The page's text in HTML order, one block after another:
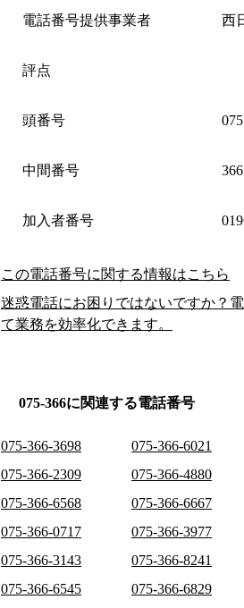
電話番号提供事業者 西
評点
頭番号 075
中間番号 366
加入者番号
この電話番号に関する情報はこちら
迷惑電話にお困りではないですか？
て業務を効率化できます。
075-366に関連する電話番号
075-366-3698 075-366-6021
075-366-2309
075-366-4880
075-366-6568
075-366-6667
075-366-0717
075-366-3977
075-366-3143
075-366-8241
075-366-6545
075-366-6829